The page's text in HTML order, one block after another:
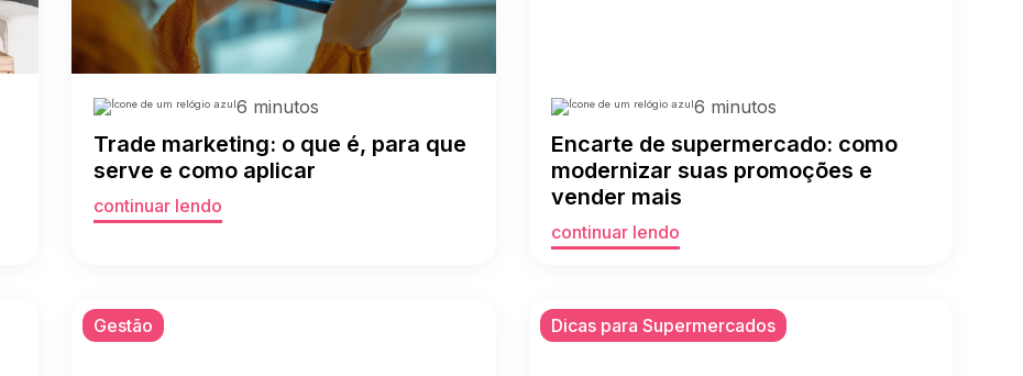
6 minutos
Trade marketing: o que é, para que
serve e como aplicar
continuar lendo
6 minutos
Encarte de supermercado: como
modernizar suas promoções e
vender mais
continuar lendo
Gestão Dicas para Supermercados